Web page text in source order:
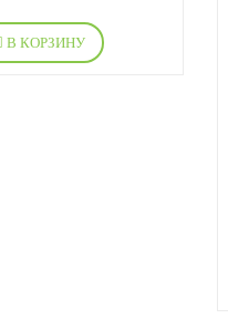
В КОРЗИНУ